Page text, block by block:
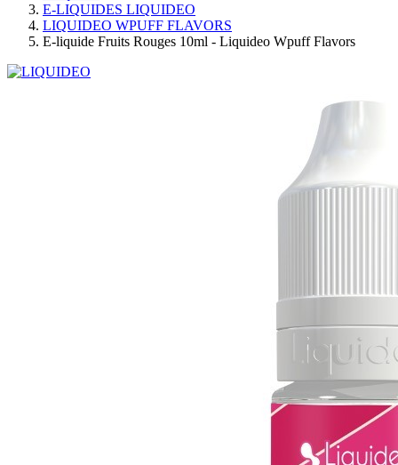
E-LIQUIDES LIQUIDEO
LIQUIDEO WPUFF FLAVORS
E-liquide Fruits Rouges 10ml - Liquideo Wpuff Flavors